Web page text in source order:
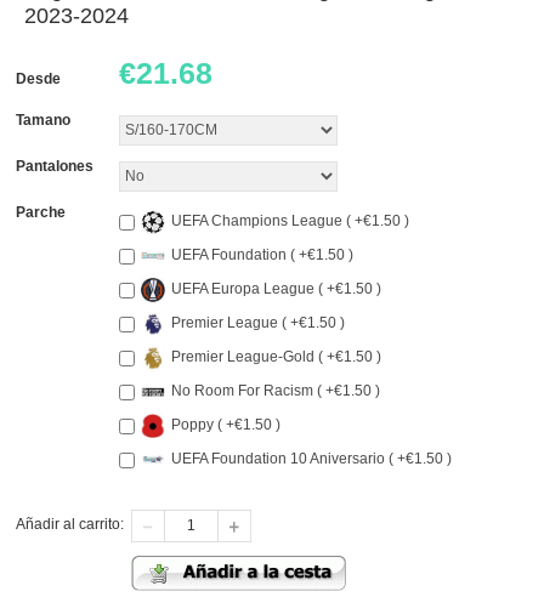
2023-2024
Desde €21.68
Tamano
Pantalones
Parche
UEFA Champions League ( +€1.50 )
UEFA Foundation ( +€1.50 )
UEFA Europa League ( +€1.50 )
Premier League ( +€1.50 )
Premier League-Gold ( +€1.50 )
No Room For Racism ( +€1.50 )
Poppy ( +€1.50 )
UEFA Foundation 10 Aniversario ( +€1.50 )
Añadir al carrito: